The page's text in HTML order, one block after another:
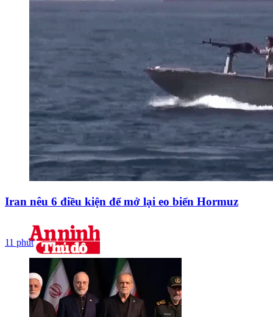
Iran nêu 6 điều kiện để mở lại eo biển Hormuz
11 phút